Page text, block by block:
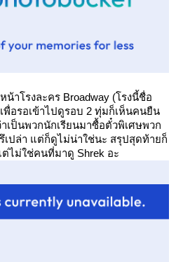
าโรงละคร Broadway (โรงนี้ชื่อ
พื่อรอเข้าไปดูรอบ 2 ทุ่มก็เห็นคนยืน
เป็นพวกนักเรียนมาซื้อตั๋วพิเศษพวก
เปล่า แต่ก็ดูไม่น่าใช่นะ สรุปสุดท้ายก็
ต่ไม่ใช่คนที่มาดู Shrek อะ